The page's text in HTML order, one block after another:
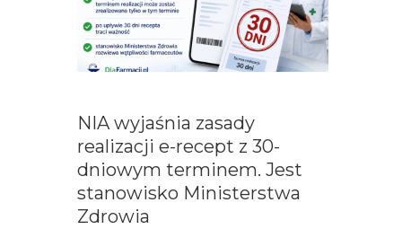
NIA wyjaśnia zasady
realizacji e-recept z 30-
dniowym terminem. Jest
stanowisko Ministerstwa
Zdrowia